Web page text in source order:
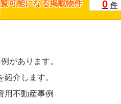
覧可能になる掲載物件
0 件
があります。
介します。
用不動産事例